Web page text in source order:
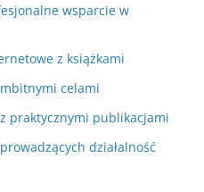
wsparcie w
z książkami
celami
praktycznymi publikacjami
działalność